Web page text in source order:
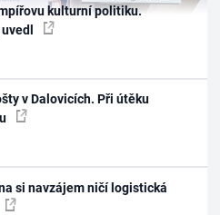
kulturní politiku.
v Dalovicích. Při útěku
si navzájem ničí logistická